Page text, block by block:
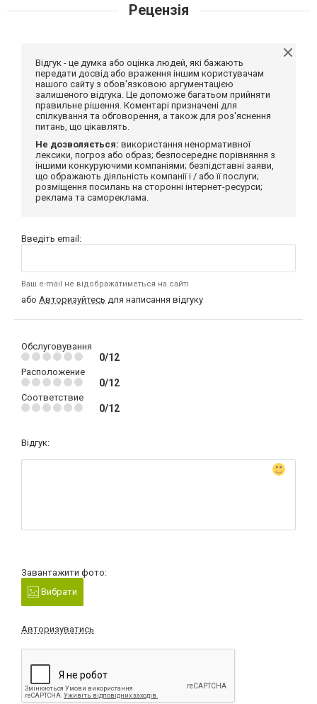
Рецензія
Відгук - це думка або оцінка людей, які бажають
передати досвід або враження іншим користувачам
нашого сайту з обов'язковою аргументацією
залишеного відгука. Це допоможе багатьом прийняти
правильне рішення. Коментарі призначені для
спілкування та обговорення, а також для роз'яснення
питань, що цікавлять.
Не дозволяється: використання ненормативної
лексики, погроз або образ; безпосереднє порівняння з
іншими конкуруючими компаніями; безпідставні заяви,
що ображають діяльність компанії і / або її послуги;
розміщення посилань на сторонні інтернет-ресурси;
реклама та самореклама.
Введіть email:
Ваш e-mail не відображатиметься на сайті
або Авторизуйтесь для написання відгуку
Обслуговування
0/12
Расположение
0/12
Соответствие
0/12
Відгук:
Завантажити фото:
Вибрати
Авторизуватись